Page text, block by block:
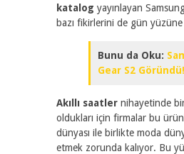
katalog yayınlayan
bazı fikirlerini de gün yüzüne
Bunu da Oku:
Gear S2 Göründü!
Akıllı saatler nihayetinde
oldukları için firmalar bu
dünyası ile birlikte moda
etmek zorunda kalıyor. Bu